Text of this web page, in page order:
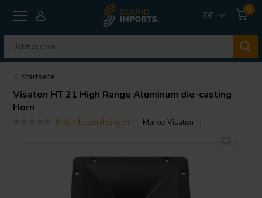
DE
0
Startseite
Visaton HT 21 High Range Aluminum die-casting
Horn
0 klantbeoordelingen Marke:Visaton